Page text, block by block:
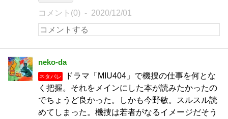
コメント(0) 2020/12/01
neko-da
ネタバレ
ドラマ「MIU404」で機捜の仕事を何とな
く把握。それをメインにした本が読みたかったの
でちょうど良かった。しかも今野敏。スルスル読
めてしまった。機捜は若者がなるイメージだそう